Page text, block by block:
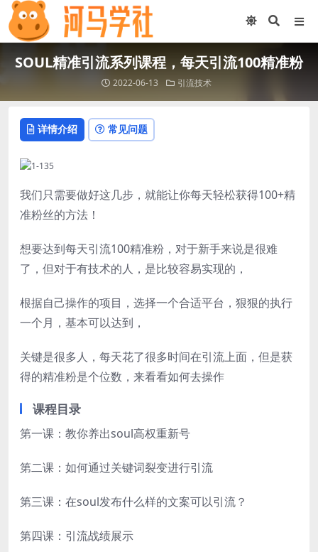
SOUL精准引流系列课程，每天引流100精准粉
2022-06-13 引流技术
详情介绍 常见问题
我们只需要做好这几步，就能让你每天轻松获得100+精
准粉丝的方法！
想要达到每天引流100精准粉，对于新手来说是很难
了，但对于有技术的人，是比较容易实现的，
根据自己操作的项目，选择一个合适平台，狠狠的执行
一个月，基本可以达到，
关键是很多人，每天花了很多时间在引流上面，但是获
得的精准粉是个位数，来看看如何去操作
课程目录
第一课：教你养出soul高权重新号
第二课：如何通过关键词裂变进行引流
第三课：在soul发布什么样的文案可以引流？
第四课：引流战绩展示